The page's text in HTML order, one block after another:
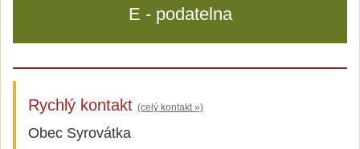
E - podatelna
Rychlý kontakt (celý kontakt »)
Obec Syrovátka